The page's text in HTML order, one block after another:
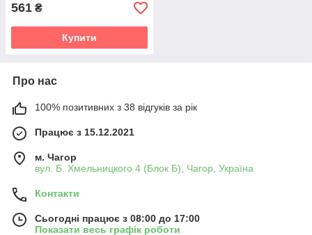
561 ₴
Купити
Про нас
100% позитивних з 38 відгуків за рік
Працює з 15.12.2021
м. Чагор
вул. Б. Хмельницкого 4 (Блок Б), Чагор, Україна
Контакти
Сьогодні працює з 08:00 до 17:00
Показати весь графік роботи